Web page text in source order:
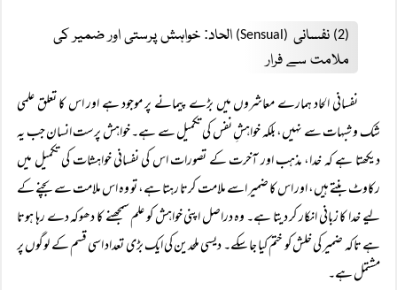
(2) نفسانی (Sensual)
الحاد: خواہش پرستی اور ضمیر کی
ملامت سے فرار
نفسانی الحاد ہمارے معاشروں میں بڑے پیمانے پر موجود ہے اور اس کا تعلق علمی
شک و شبہات سے نہیں، بلکہ خواہشِ نفس کی تکمیل سے ہے۔ خواہش پرست انسان جب یہ
دیکھتا ہے کہ خدا، مذہب اور آخرت کے تصورات اس کی نفسانی خواہشات کی تکمیل میں
رکاوٹ بنتے ہیں، اور اس کا ضمیر اسے ملامت کرتا رہتا ہے، تو وہ اس ملامت سے بچنے کے
لیے خدا کا زبانی انکار کر دیتا ہے۔ وہ دراصل اپنی خواہش کو علم سمجھنے کا دھوکہ دے رہا ہوتا
ہے تاکہ ضمیر کی خلش کو ختم کیا جا سکے۔ دیسی ملحدین کی ایک بڑی تعداد اسی قسم کے لوگوں پر
مشتمل ہے۔